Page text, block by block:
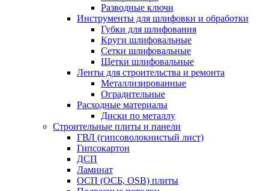
Разводные ключи
Инструменты для шлифовки и обработки
Губки для шлифования
Круги шлифовальные
Сетки шлифовальные
Щетки шлифовальные
Ленты для строительства и ремонта
Металлизированные
Оградительные
Расходные материалы
Диски по металлу
Строительные плиты и панели
ГВЛ (гипсоволокнистый лист)
Гипсокартон
ДСП
Ламинат
ОСП (ОСБ, OSB) плиты